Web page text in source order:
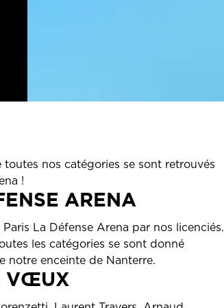
nos catégories se sont retrouvés
!
ARENA
La Défense Arena par nos licenciés.
les catégories se sont donné
notre enceinte de Nanterre.
VŒUX